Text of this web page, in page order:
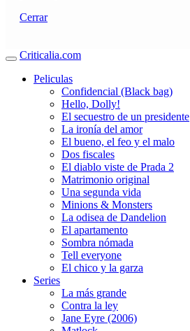
Cerrar
Criticalia.com
Peliculas
Confidencial (Black bag)
Hello, Dolly!
El secuestro de un presidente
La ironía del amor
El bueno, el feo y el malo
Dos fiscales
El diablo viste de Prada 2
Matrimonio original
Una segunda vida
Minions & Monsters
La odisea de Dandelion
El apartamento
Sombra nómada
Tell everyone
El chico y la garza
Series
La más grande
Contra la ley
Jane Eyre (2006)